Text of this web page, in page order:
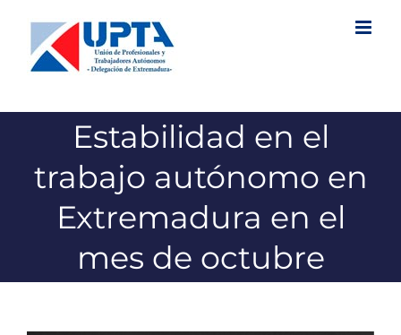
contenido
Estabilidad en el
trabajo autónomo en
Extremadura en el
mes de octubre